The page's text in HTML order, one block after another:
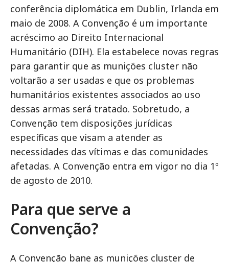
conferência diplomática em Dublin, Irlanda em
maio de 2008. A Convenção é um importante
acréscimo ao Direito Internacional
Humanitário (DIH). Ela estabelece novas regras
para garantir que as munições cluster não
voltarão a ser usadas e que os problemas
humanitários existentes associados ao uso
dessas armas será tratado. Sobretudo, a
Convenção tem disposições jurídicas
específicas que visam a atender as
necessidades das vítimas e das comunidades
afetadas. A Convenção entra em vigor no dia 1º
de agosto de 2010.
Para que serve a
Convenção?
A Convenção bane as munições cluster de